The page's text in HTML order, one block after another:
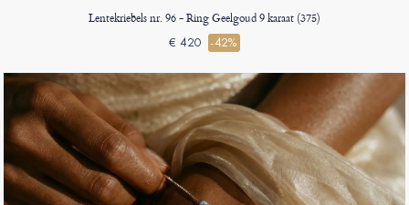
Lentekriebels nr. 96 - Ring Geelgoud 9 karaat (375)
€ 420 -42%